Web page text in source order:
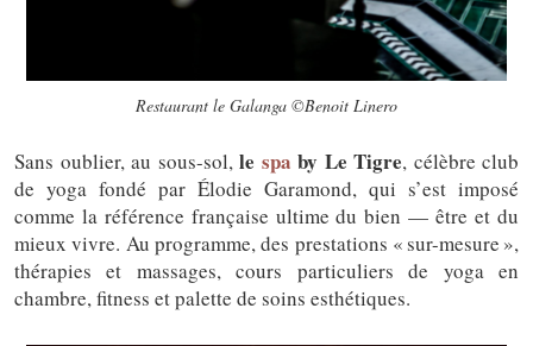
Restaurant le Galanga ©Benoit Linero
Sans oublier, au sous-sol, le spa by Le Tigre, célèbre club
de yoga fondé par Élodie Garamond, qui s’est imposé
comme la référence française ultime du bien — être et du
mieux vivre. Au programme, des prestations « sur-mesure »,
thérapies et massages, cours particuliers de yoga en
chambre, fitness et palette de soins esthétiques.